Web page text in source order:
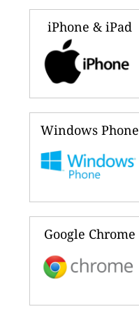
iPhone & iPad
Windows Phone
Google Chrome